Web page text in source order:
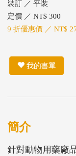
裝訂 ／ 平裝
定價 ／ NT$ 300
9 折優惠價 ／ NT$
我的書單
簡介
針對動物用藥廠